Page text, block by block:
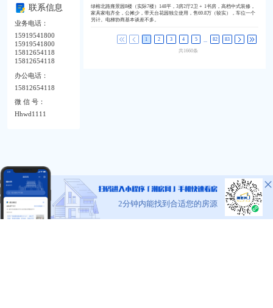
二手房61-80万内
二手房41-60万内
二手房31-40万内
二手房21-30万内
二手房20万内
联系信息
业务电话：
15919541800
15919541800
15812654118
15812654118
办公电话：
15812654118
微 信 号：
Hhwd1111
绿榕北路雍景园8楼（实际7楼）148平，3房2厅2卫 + 1书房，高档中式装修，
家具家电齐全，公摊少，带天台花园独立使用，售69.8万（较实），车位一个
另计。电梯协商基本谈差不多。
1 2 3 4 5 ... 82 83
共1660条
2分钟内能找到合适您的房源